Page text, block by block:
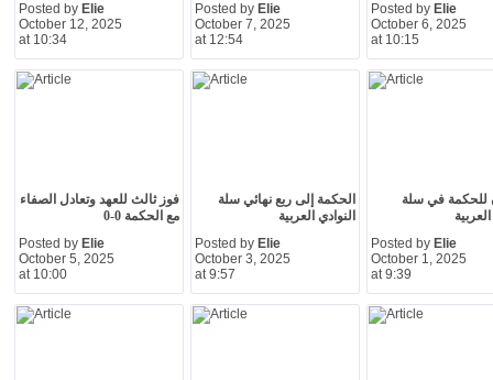
Posted by Elie
October 12, 2025
at 10:34
Posted by Elie
October 7, 2025
at 12:54
Posted by Elie
October 6, 2025
at 10:15
فوز ثالث للعهد وتعادل الصفاء
مع الحكمة 0-0
Posted by Elie
October 5, 2025
at 10:00
الحكمة إلى ربع نهائي سلة
النوادي العربية
Posted by Elie
October 3, 2025
at 9:57
للحكمة في سلة
Posted by Elie
October 1, 2025
at 9:39